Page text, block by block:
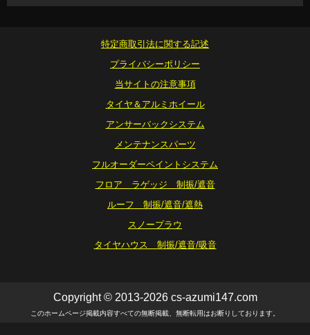
特定商取引法に関する記述
プライバシーポリシー
当サイトの注意事項
タイヤ＆アルミホイール
アンサーバックシステム
メンテナンスパーツ
フルオーダーペイントシステム
フロア ラゲッジ 制振/遮音
ルーフ 制振/遮音/遮熱
スノープラウ
タイヤハウス 制振/遮音/吸音
Copyright © 2013-2026 cs-azumi147.com
このホームページ掲載内容すべての無断掲載、無断転用はお断りしております。